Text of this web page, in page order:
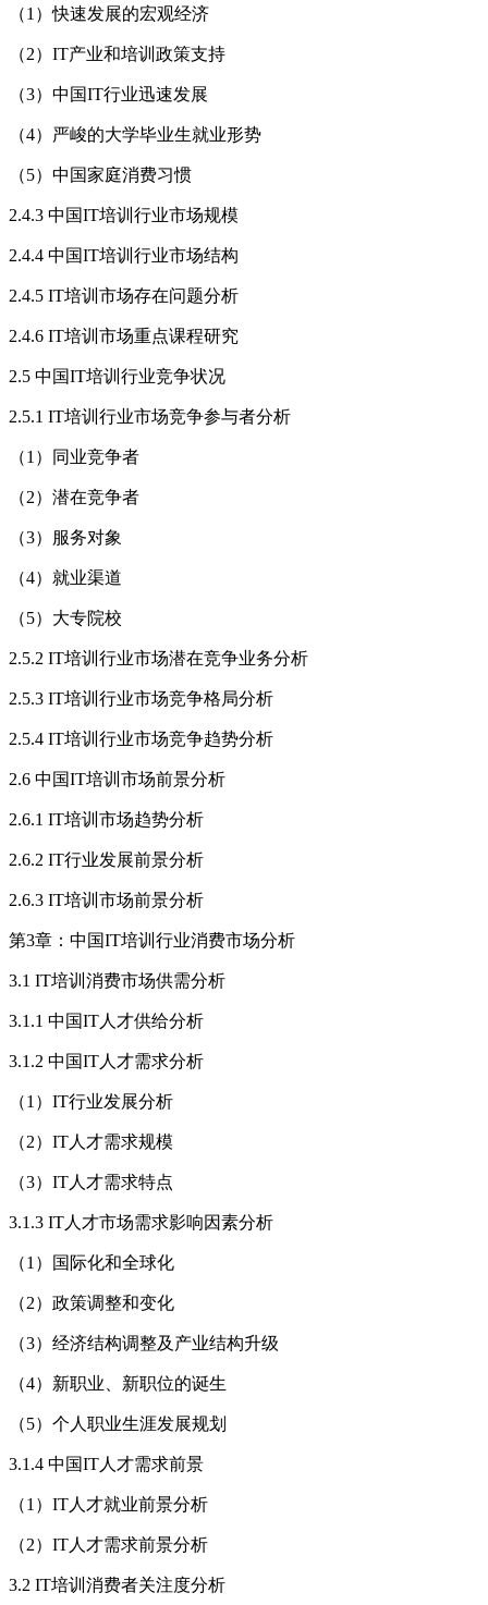
（1）快速发展的宏观经济
（2）IT产业和培训政策支持
（3）中国IT行业迅速发展
（4）严峻的大学毕业生就业形势
（5）中国家庭消费习惯
2.4.3 中国IT培训行业市场规模
2.4.4 中国IT培训行业市场结构
2.4.5 IT培训市场存在问题分析
2.4.6 IT培训市场重点课程研究
2.5 中国IT培训行业竞争状况
2.5.1 IT培训行业市场竞争参与者分析
（1）同业竞争者
（2）潜在竞争者
（3）服务对象
（4）就业渠道
（5）大专院校
2.5.2 IT培训行业市场潜在竞争业务分析
2.5.3 IT培训行业市场竞争格局分析
2.5.4 IT培训行业市场竞争趋势分析
2.6 中国IT培训市场前景分析
2.6.1 IT培训市场趋势分析
2.6.2 IT行业发展前景分析
2.6.3 IT培训市场前景分析
第3章：中国IT培训行业消费市场分析
3.1 IT培训消费市场供需分析
3.1.1 中国IT人才供给分析
3.1.2 中国IT人才需求分析
（1）IT行业发展分析
（2）IT人才需求规模
（3）IT人才需求特点
3.1.3 IT人才市场需求影响因素分析
（1）国际化和全球化
（2）政策调整和变化
（3）经济结构调整及产业结构升级
（4）新职业、新职位的诞生
（5）个人职业生涯发展规划
3.1.4 中国IT人才需求前景
（1）IT人才就业前景分析
（2）IT人才需求前景分析
3.2 IT培训消费者关注度分析